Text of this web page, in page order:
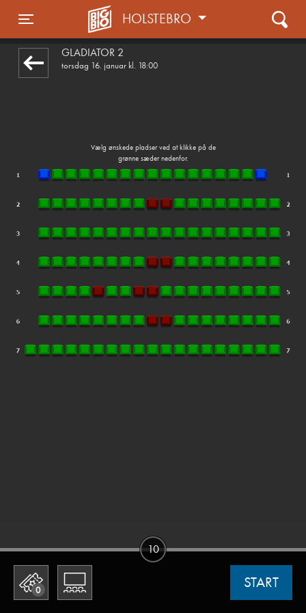
Toggle navigation
HOLSTEBRO
GLADIATOR 2
torsdag 16. januar kl. 18:00
Vælg ønskede pladser ved at klikke på de
grønne sæder nedenfor.
0 START
10
front05-temp 112752